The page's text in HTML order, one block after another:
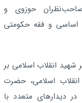
صاحب‌نظران حوزوی و
اساسی و فقه حکومتی
انقلاب اسلامی بر
اسلامی، حضرت
دیدارهای متعدد با